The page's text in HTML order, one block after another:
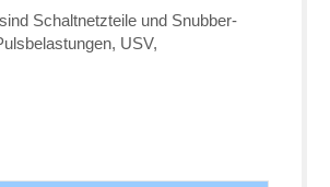
Schaltnetzteile und Snubber-
USV,